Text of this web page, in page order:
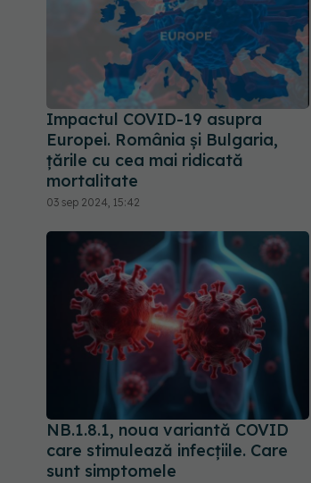
Impactul COVID-19 asupra
Europei. România și Bulgaria,
țările cu cea mai ridicată
mortalitate
03 sep 2024, 15:42
NB.1.8.1, noua variantă COVID
care stimulează infecțiile. Care
sunt simptomele